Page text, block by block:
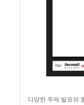
다양한 주제 발표와